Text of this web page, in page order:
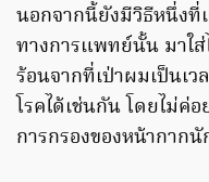
นอกจากนี้ยังมีวิธีหนึ่งที่
ทางการแพทย์นั้น มาใส่
ร้อนจากที่เป่าผมเป็นเ
โรคได้เช่นกัน โดยไม่ค่
การกรองของหน้ากากนั